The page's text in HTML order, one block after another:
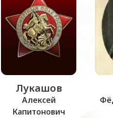
Лукашов
Алексей
Капитонович